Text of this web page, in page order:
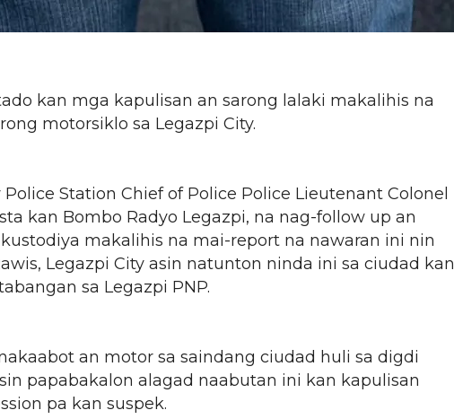
kan mga kapulisan an sarong lalaki makalihis na
motorsiklo sa Legazpi City.
Station Chief of Police Police Lieutenant Colonel
kan Bombo Radyo Legazpi, na nag-follow up an
makalihis na mai-report na nawaran ini nin
Legazpi City asin natunton ninda ini sa ciudad kan
sa Legazpi PNP.
an motor sa saindang ciudad huli sa digdi
papabakalon alagad naabutan ini kan kapulisan
pa kan suspek.